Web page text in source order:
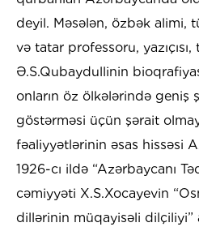
deyil. Məsələn, özbək alimi,
və tatar professoru,
Ə.S.Qubaydullinin
onların öz ölkələrində geniş
göstərməsi üçün şərait
fəaliyyətlərinin əsas hissəsi
1926-cı ildə “Azərbaycanı
cəmiyyəti X.S.Xocayevin
dillərinin müqayisəli dilçiliyi”